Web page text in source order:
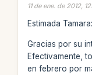
11 de ene. de 2012,
Estimada Tamara:
Gracias por su
Efectivamente,
en febrero por